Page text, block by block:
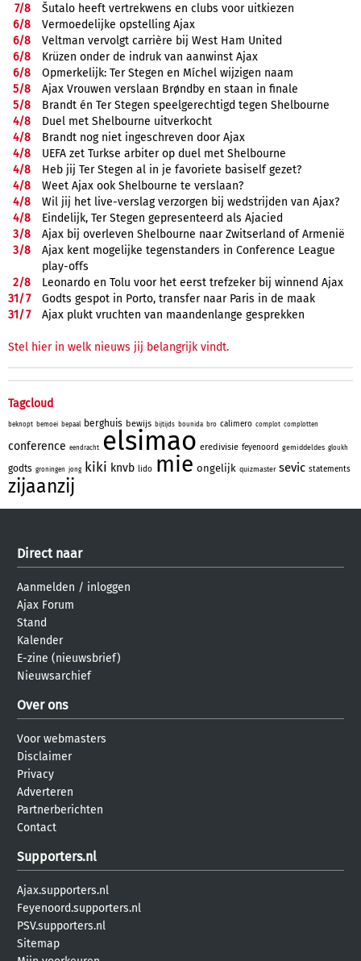
7/8
Šutalo heeft vertrekwens en clubs voor uitkiezen
6/8
Vermoedelijke opstelling Ajax
6/8
Veltman vervolgt carrière bij West Ham United
6/8
Krüzen onder de indruk van aanwinst Ajax
6/8
Opmerkelijk: Ter Stegen en Míchel wijzigen naam
5/8
Ajax Vrouwen verslaan Brøndby en staan in finale
5/8
Brandt én Ter Stegen speelgerechtigd tegen Shelbourne
4/8
Duel met Shelbourne uitverkocht
4/8
Brandt nog niet ingeschreven door Ajax
4/8
UEFA zet Turkse arbiter op duel met Shelbourne
4/8
Heb jij Ter Stegen al in je favoriete basiself gezet?
4/8
Weet Ajax ook Shelbourne te verslaan?
4/8
Wil jij het live-verslag verzorgen bij wedstrijden van Ajax?
4/8
Eindelijk, Ter Stegen gepresenteerd als Ajacied
3/8
Ajax bij overleven Shelbourne naar Zwitserland of Armenië
3/8
Ajax kent mogelijke tegenstanders in Conference League
play-offs
2/8
Leonardo en Tolu voor het eerst trefzeker bij winnend Ajax
31/7
Godts gespot in Porto, transfer naar Paris in de maak
31/7 Ajax plukt vruchten van maandenlange gesprekken
Stel hier in welk nieuws jij belangrijk vindt.
Tagcloud
beknopt bemoei bepaal berghuis bewijs bijtijds bounida bro calimero complot complotten
conference eendracht elsimao eredivisie feyenoord gemiddeldes gloukh
godts groningen jong kiki knvb lido mie ongelijk quizmaster sevic statements
zijaanzij
Direct naar
Aanmelden / inloggen
Ajax Forum
Stand
Kalender
E-zine (nieuwsbrief)
Nieuwsarchief
Over ons
Voor webmasters
Disclaimer
Privacy
Adverteren
Partnerberichten
Contact
Supporters.nl
Ajax.supporters.nl
Feyenoord.supporters.nl
PSV.supporters.nl
Sitemap